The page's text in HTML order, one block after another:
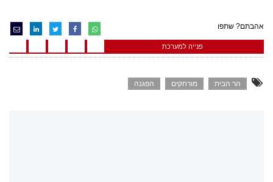
אהבתם? שתפו
פנייה למערכת
הר הבית מורחקים הפגנה